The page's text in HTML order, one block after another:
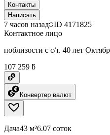
Контакты
Написать
7 часов назад ID 4171825
Контактное лицо
поблизости с с/т. 40 лет
107 259 ƃ
Конвертер валют
Дача43 м²6.07 соток